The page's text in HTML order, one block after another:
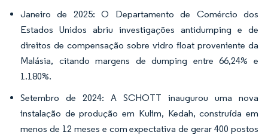
Janeiro de 2025: O Departamento de Comércio dos
Estados Unidos abriu investigações antidumping e de
direitos de compensação sobre vidro float proveniente da
Malásia, citando margens de dumping entre 66,24% e
1.180%.
Setembro de 2024: A SCHOTT inaugurou uma nova
instalação de produção em Kulim, Kedah, construída em
menos de 12 meses e com expectativa de gerar 400 postos